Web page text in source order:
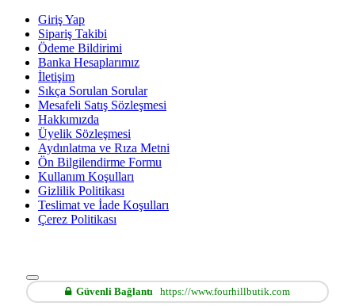
Giriş Yap
Sipariş Takibi
Ödeme Bildirimi
Banka Hesaplarımız
İletişim
Sıkça Sorulan Sorular
Mesafeli Satış Sözleşmesi
Hakkımızda
Üyelik Sözleşmesi
Aydınlatma ve Rıza Metni
Ön Bilgilendirme Formu
Kullanım Koşulları
Gizlilik Politikası
Teslimat ve İade Koşulları
Çerez Politikası
Güvenli Bağlantı https://www.fourhillbutik.com